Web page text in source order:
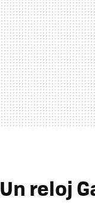
Un reloj